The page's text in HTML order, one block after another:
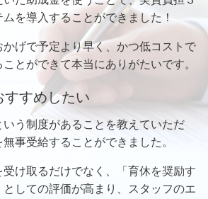
を導入することができました！
げで予定より早く、かつ低コストで
とができて本当にありがたいです。
すすめしたい
う制度があることを教えていただ
事受給することができました。
け取るだけでなく、「育休を奨励す
しての評価が高まり、スタッフのエ